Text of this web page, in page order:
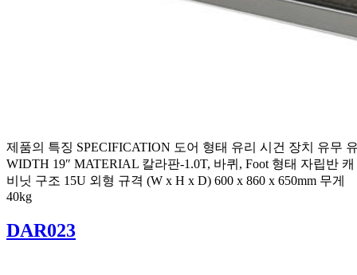
제품의 특징 SPECIFICATION 도어 형태 유리 시건 장치 유무
WIDTH 19″ MATERIAL 칼라판-1.0T, 바퀴, Foot 형태 자립반 캐
비닛 구조 15U 외형 규격 (W x H x D) 600 x 860 x 650mm 무게
40kg
DAR023